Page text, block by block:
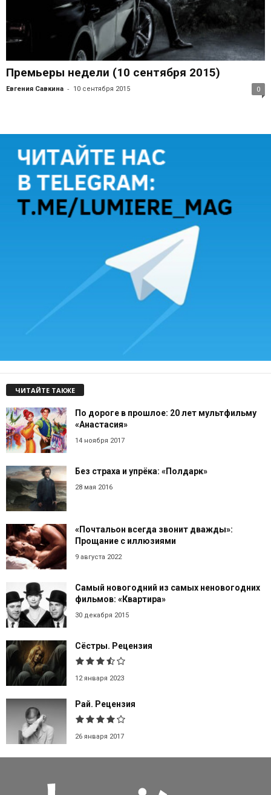
Премьеры недели (10 сентября 2015)
Евгения Савкина - 10 сентября 2015 0
ЧИТАЙТЕ ТАКЖЕ
По дороге в прошлое: 20 лет мультфильму
«Анастасия»
14 ноября 2017
Без страха и упрёка: «Полдарк»
28 мая 2016
«Почтальон всегда звонит дважды»:
Прощание с иллюзиями
9 августа 2022
Самый новогодний из самых неновогодних
фильмов: «Квартира»
30 декабря 2015
Сёстры. Рецензия
12 января 2023
Рай. Рецензия
26 января 2017